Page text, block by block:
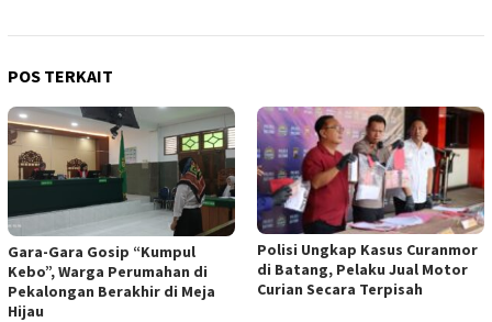
POS TERKAIT
Gara-Gara Gosip “Kumpul
Kebo”, Warga Perumahan di
Pekalongan Berakhir di Meja
Hijau
Polisi Ungkap Kasus Curanmor
di Batang, Pelaku Jual Motor
Curian Secara Terpisah